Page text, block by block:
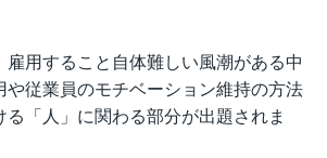
用すること自体難しい風潮がある中
や従業員のモチベーション維持の方法
「人」に関わる部分が出題されま